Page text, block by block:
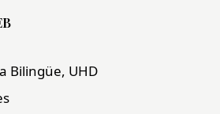
Bilingüe, UHD